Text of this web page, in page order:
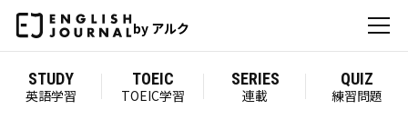
by アルク
STUDY
英語学習
TOEIC
TOEIC学習
SERIES
連載
QUIZ
練習問題